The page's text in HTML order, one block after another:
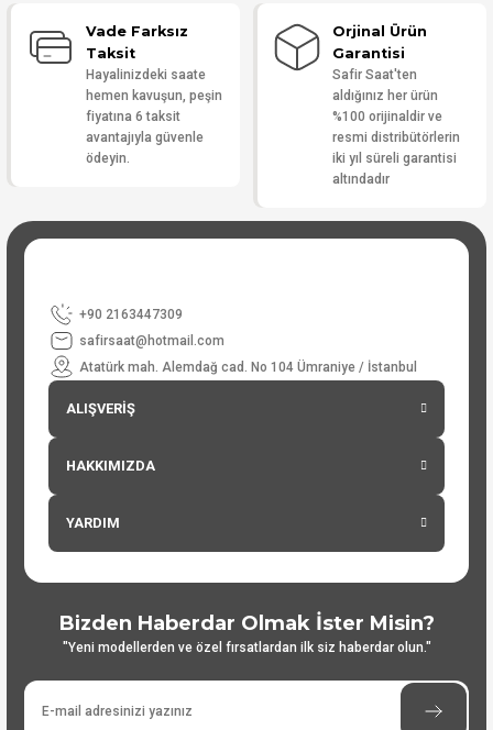
Vade Farksız
Taksit
Hayalinizdeki saate
hemen kavuşun, peşin
fiyatına 6 taksit
avantajıyla güvenle
ödeyin.
Orjinal Ürün
Garantisi
Safir Saat'ten
aldığınız her ürün
%100 orijinaldir ve
resmi distribütörlerin
iki yıl süreli garantisi
altındadır
+90 2163447309
safirsaat@hotmail.com
Atatürk mah. Alemdağ cad. No 104 Ümraniye / İstanbul
ALIŞVERİŞ
HAKKIMIZDA
YARDIM
Bizden Haberdar Olmak İster Misin?
"Yeni modellerden ve özel fırsatlardan ilk siz haberdar olun."